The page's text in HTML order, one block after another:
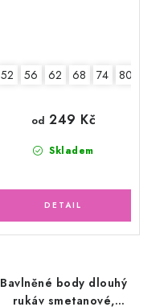
52 56 62 68 74 80
Skladem
od 249 Kč
Bavlněné body dlouhý
rukáv smetanové,